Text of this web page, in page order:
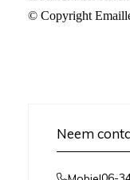
© Copyright
Neem